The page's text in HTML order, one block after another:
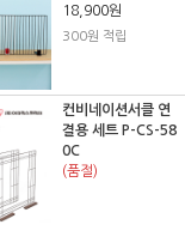
18,900원
300원 적립
컨비네이션서클 연
결용 세트 P-CS-58
0C
(품절)